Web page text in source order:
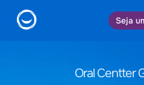
Seja
Oral Centter